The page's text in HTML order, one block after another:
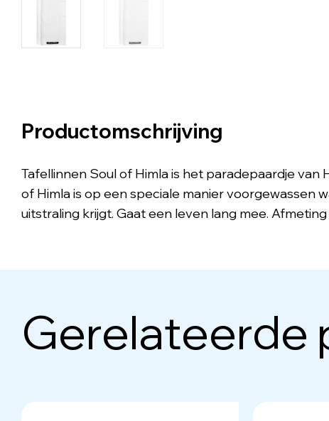
Productomschrijving
Tafellinnen Soul of Himla is het paradepaardje van
of Himla is op een speciale manier voorgewassen
uitstraling krijgt. Gaat een leven lang mee.
Gerelateerde